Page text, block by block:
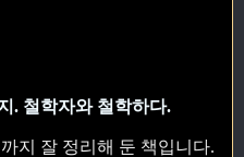
. 철학자와 철학하다.
지 잘 정리해 둔 책입니다.